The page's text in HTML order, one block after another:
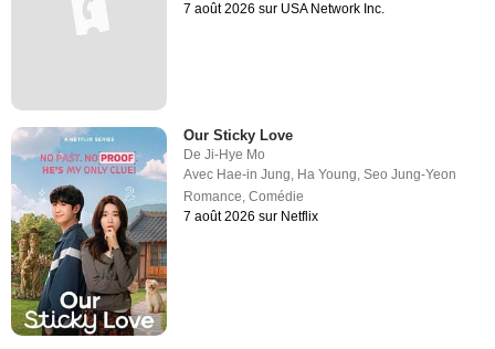
7 août 2026 sur USA Network Inc.
Our Sticky Love
DeJi-Hye Mo
Avec Hae-in Jung, Ha Young,Seo Jung-Yeon
Romance,Comédie
7 août 2026 sur Netflix